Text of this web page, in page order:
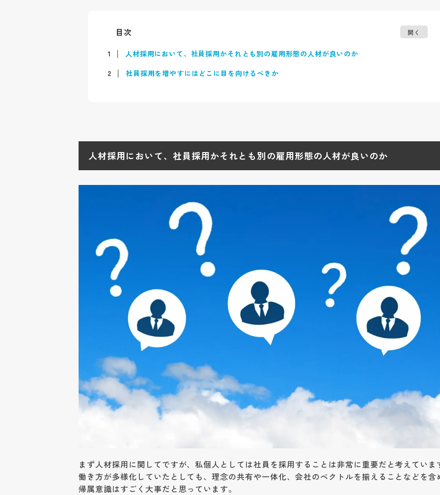
目次 開く
1
人材採用において、社員採用かそれとも別の雇用形態の人材が良いのか
2
社員採用を増やすにはどこに目を向けるべきか
4
社員採用後の離職の問題や、新しい選択肢について
人材採用において、社員採用かそれとも別の雇用形態の人材が良いのか
まず人材採用に関してですが、私個人としては社員を採用することは非常に重要だと考えていま
働き方が多様化していたとしても、理念の共有や一体化、会社のベクトルを揃えることなどを含
帰属意識はすごく大事だと思っています。